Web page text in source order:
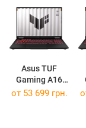
Asus TUF
Gaming A16
(2025)
от 53 699 грн.